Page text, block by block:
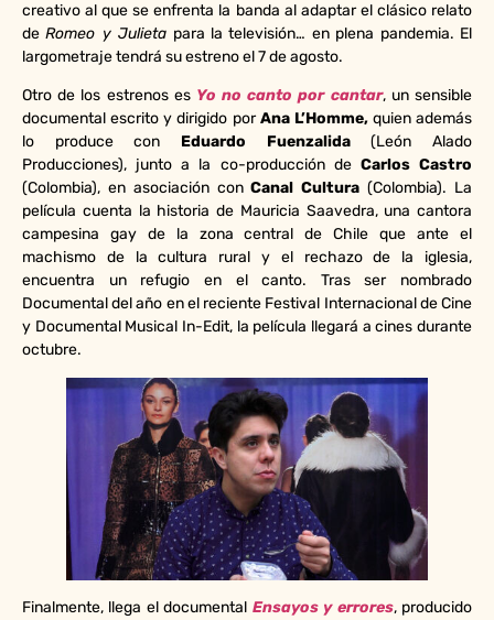
creativo al que se enfrenta la banda al adaptar el clásico relato
deRomeo y Julieta para la televisión… en plena pandemia. El
largometraje tendrá su estreno el 7 de agosto.
Otro de los estrenos es Yo no canto por cantar, un sensible
documental escrito y dirigido porAna L’Homme,quien además
lo produce con Eduardo Fuenzalida(León Alado
Producciones), junto a la co-producción deCarlos Castro
(Colombia), en asociación conCanal Cultura (Colombia). La
película cuenta la historia de Mauricia Saavedra, una cantora
campesina gay de la zona central de Chile que ante el
machismo de la cultura rural y el rechazo de la iglesia,
encuentra un refugio en el canto. Tras ser nombrado
Documental del año en el reciente Festival Internacional de Cine
y Documental Musical In-Edit, la película llegará a cines durante
octubre.
Finalmente, llega el documental Ensayos y errores, producido